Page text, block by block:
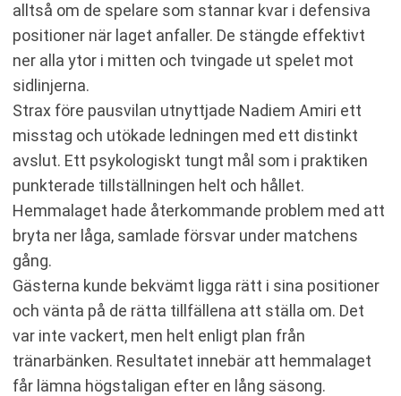
alltså om de spelare som stannar kvar i defensiva
positioner när laget anfaller. De stängde effektivt
ner alla ytor i mitten och tvingade ut spelet mot
sidlinjerna.
Strax före pausvilan utnyttjade Nadiem Amiri ett
misstag och utökade ledningen med ett distinkt
avslut. Ett psykologiskt tungt mål som i praktiken
punkterade tillställningen helt och hållet.
Hemmalaget hade återkommande problem med att
bryta ner låga, samlade försvar under matchens
gång.
Gästerna kunde bekvämt ligga rätt i sina positioner
och vänta på de rätta tillfällena att ställa om. Det
var inte vackert, men helt enligt plan från
tränarbänken. Resultatet innebär att hemmalaget
får lämna högstaligan efter en lång säsong.